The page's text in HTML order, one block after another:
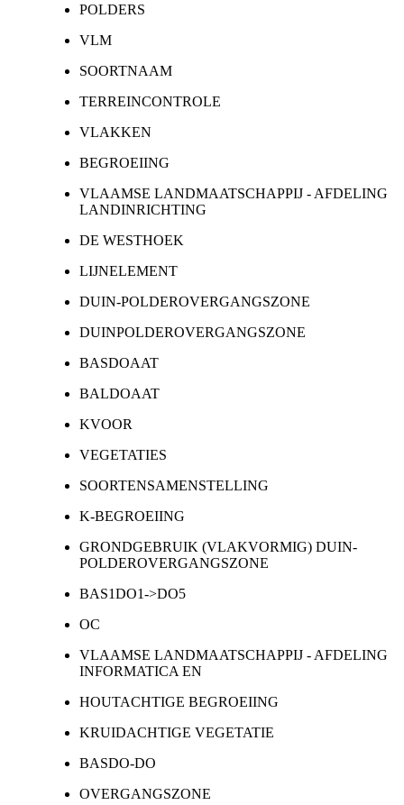
POLDERS
VLM
SOORTNAAM
TERREINCONTROLE
VLAKKEN
BEGROEIING
VLAAMSE LANDMAATSCHAPPIJ - AFDELING
LANDINRICHTING
DE WESTHOEK
LIJNELEMENT
DUIN-POLDEROVERGANGSZONE
DUINPOLDEROVERGANGSZONE
BASDOAAT
BALDOAAT
KVOOR
VEGETATIES
SOORTENSAMENSTELLING
K-BEGROEIING
GRONDGEBRUIK (VLAKVORMIG) DUIN-
POLDEROVERGANGSZONE
BAS1DO1->DO5
OC
VLAAMSE LANDMAATSCHAPPIJ - AFDELING
INFORMATICA EN
HOUTACHTIGE BEGROEIING
KRUIDACHTIGE VEGETATIE
BASDO-DO
OVERGANGSZONE